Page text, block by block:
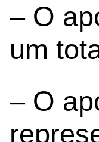
– O
um
– O